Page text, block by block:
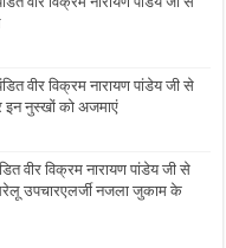
वीर विक्रम नारायण पांडेय जी से
इन नुस्‍खों को अजमाएं
वीर विक्रम नारायण पांडेय जी से
उपचारएलर्जी नजला जुकाम के